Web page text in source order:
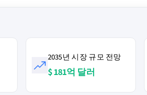
2035년 시장 규모 전망
$ 181억 달러